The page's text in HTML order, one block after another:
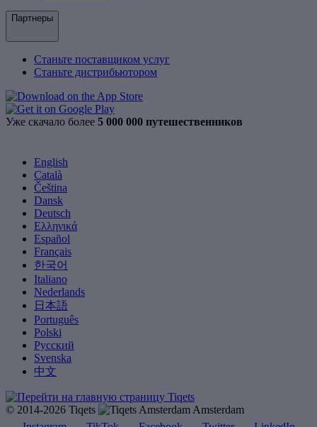
Партнеры
Станьте поставщиком услуг
Станьте дистрибьютором
Уже скачало более 5 000 000 путешественников
English
Català
Čeština
Dansk
Deutsch
Ελληνικά
Español
Français
한국어
Italiano
Nederlands
日本語
Português
Polski
Русский
Svenska
中文
© 2014-2026 Tiqets
Amsterdam